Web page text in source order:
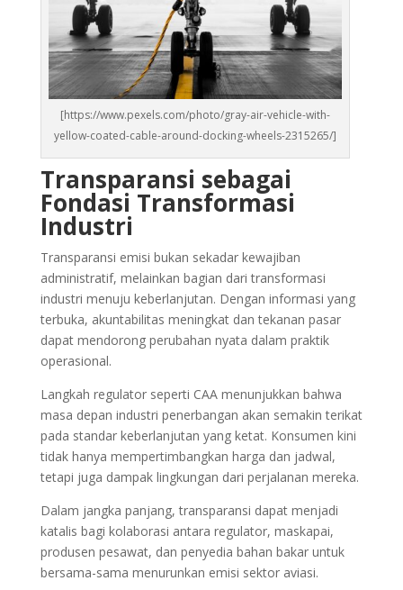
[https://www.pexels.com/photo/gray-air-vehicle-with-
yellow-coated-cable-around-docking-wheels-2315265/]
Transparansi sebagai
Fondasi Transformasi
Industri
Transparansi emisi bukan sekadar kewajiban
administratif, melainkan bagian dari transformasi
industri menuju keberlanjutan. Dengan informasi yang
terbuka, akuntabilitas meningkat dan tekanan pasar
dapat mendorong perubahan nyata dalam praktik
operasional.
Langkah regulator seperti CAA menunjukkan bahwa
masa depan industri penerbangan akan semakin terikat
pada standar keberlanjutan yang ketat. Konsumen kini
tidak hanya mempertimbangkan harga dan jadwal,
tetapi juga dampak lingkungan dari perjalanan mereka.
Dalam jangka panjang, transparansi dapat menjadi
katalis bagi kolaborasi antara regulator, maskapai,
produsen pesawat, dan penyedia bahan bakar untuk
bersama-sama menurunkan emisi sektor aviasi.